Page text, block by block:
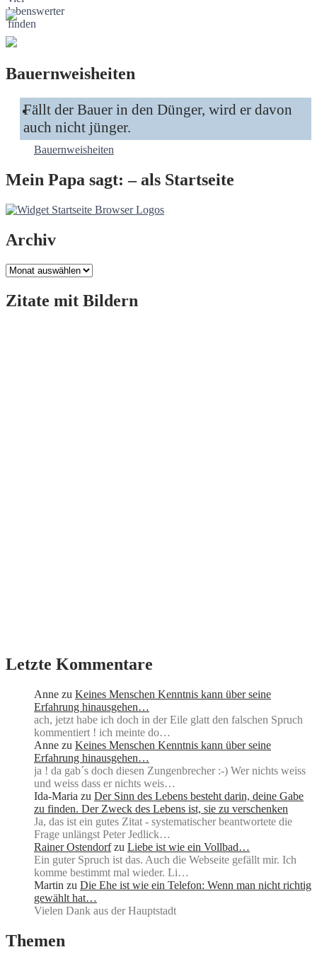
Bauernweisheiten
Fällt der Bauer in den Dünger, wird er davon
auch nicht jünger.
Bauernweisheiten
Mein Papa sagt: – als Startseite
Archiv
Archiv
Zitate mit Bildern
Letzte Kommentare
Anne zu Keines Menschen Kenntnis kann über seine
Erfahrung hinausgehen…
ach, jetzt habe ich doch in der Eile glatt den falschen Spruch
kommentiert ! ich meinte do…
Anne zu Keines Menschen Kenntnis kann über seine
Erfahrung hinausgehen…
ja ! da gab´s doch diesen Zungenbrecher :-) Wer nichts weiss
und weiss dass er nichts weis…
Ida-Maria zu Der Sinn des Lebens besteht darin, deine Gabe
zu finden. Der Zweck des Lebens ist, sie zu verschenken
Ja, das ist ein gutes Zitat - systematischer beantwortete die
Frage unlängst Peter Jedlick…
Rainer Ostendorf zu Liebe ist wie ein Vollbad…
Ein guter Spruch ist das. Auch die Webseite gefällt mir. Ich
komme bestimmt mal wieder. Li…
Martin zu Die Ehe ist wie ein Telefon: Wenn man nicht richtig
gewählt hat…
Vielen Dank aus der Hauptstadt
Themen